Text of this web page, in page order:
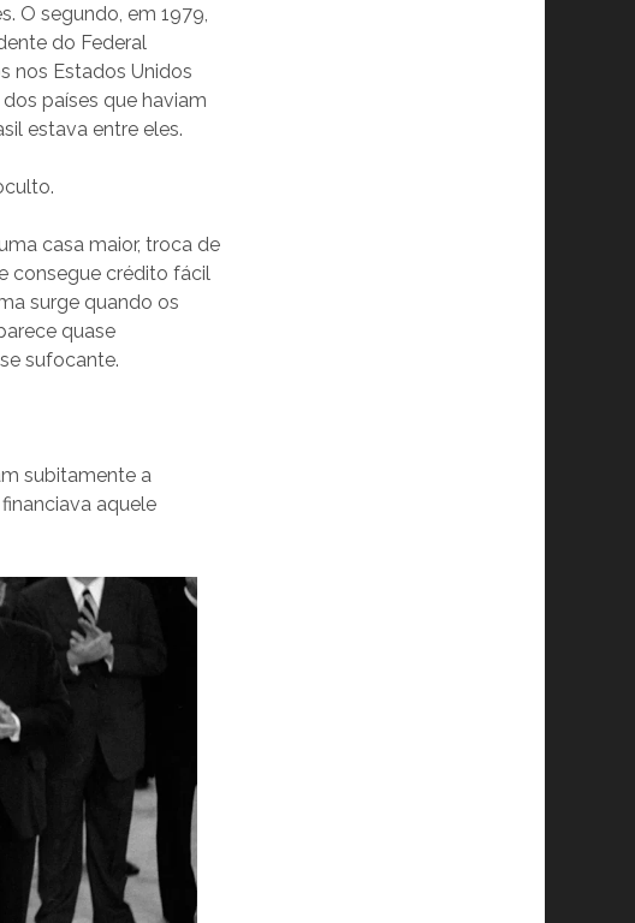
O segundo, em 1979,
do Federal
nos Estados Unidos
países que haviam
estava entre eles.
casa maior, troca de
consegue crédito fácil
surge quando os
quase
sufocante.
subitamente a
aquele